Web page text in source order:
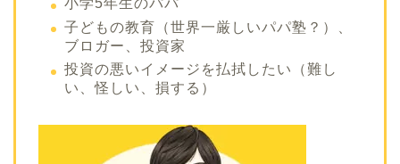
小学5年生のパパ
子どもの教育（世界一厳しいパパ塾？）、
ブロガー、投資家
投資の悪いイメージを払拭したい（難し
い、怪しい、損する）